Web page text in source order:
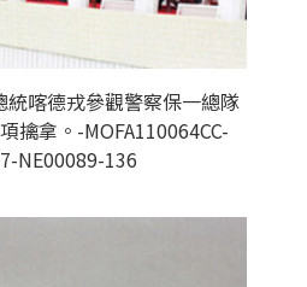
統喀德戎參觀警察保一總隊
擒拿。-MOFA110064CC-
NE00089-136